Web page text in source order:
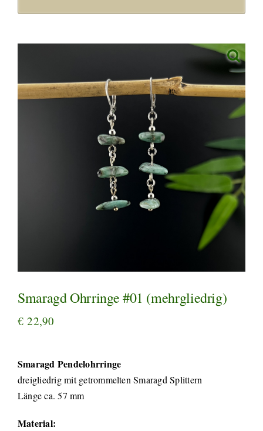
Smaragd Ohrringe #01 (mehrgliedrig)
€ 22,90
Smaragd Pendelohrringe
dreigliedrig mit getrommelten Smaragd Splittern
Länge ca. 57 mm
Material: